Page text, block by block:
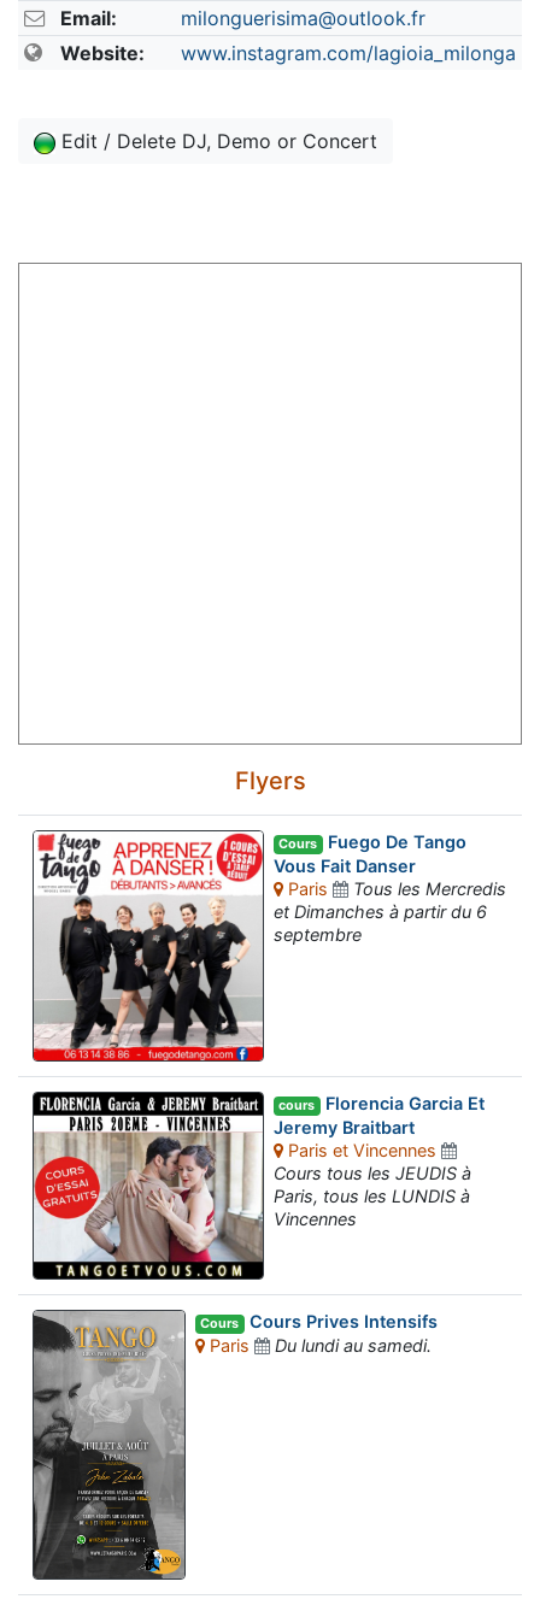
Email:
milonguerisima@outlook.fr
Website:
www.instagram.com/lagioia_milonga
Edit / Delete DJ, Demo or Concert
Flyers
Cours Fuego De Tango
Vous Fait Danser
Paris
Tous les Mercredis
et Dimanches à partir du 6
septembre
cours Florencia Garcia Et
Jeremy Braitbart
Paris et Vincennes
Cours tous les JEUDIS à
Paris, tous les LUNDIS à
Vincennes
Cours Cours Prives Intensifs
Paris
Du lundi au samedi.